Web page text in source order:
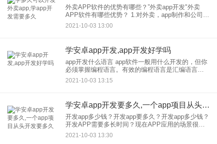
外卖APP软件的优势有哪些？”外卖app开发"外卖
APP软件有哪些优势？ 1.对外卖，app制作和公司？
哪个更好的分析 如何自己创建一个应用程序，你可
以在不知道技术的情况下开发应用程序
2021-10-03 13:00
学安卓app开发,app开发好学吗
app开发什么语言 app软件一般用什么开发的，但你
必须掌握编程语言。有效的编程语言是汇编语言。
当然，这也是一门难学的语言，可移植性很差。只
能针对特定的CPU或MCU进行编程；在高级语言
2021-10-03 13:15
学安卓app开发要多久,一个app项目从头开发要多久
开发app多少钱？开发app要多久？开发app多少钱？
开发APP需要多长时间？现在APP应用的场景很
多，很多人都想打造自己的APP来推广业务，聚集
人气。所以有很多所谓的开发对应用的需求，基本
2021-10-03 13:30